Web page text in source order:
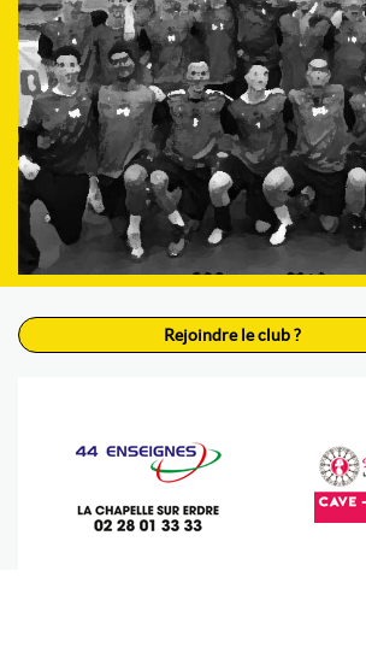
Rejoindre le club ?